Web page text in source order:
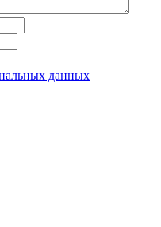
данных